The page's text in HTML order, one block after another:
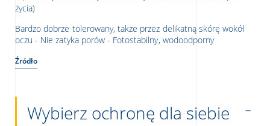
życia)
Bardzo dobrze tolerowany, także przez delikatną skórę wokół
oczu - Nie zatyka porów - Fotostabilny, wodoodporny
Źródło
Wybierz ochronę dla siebie